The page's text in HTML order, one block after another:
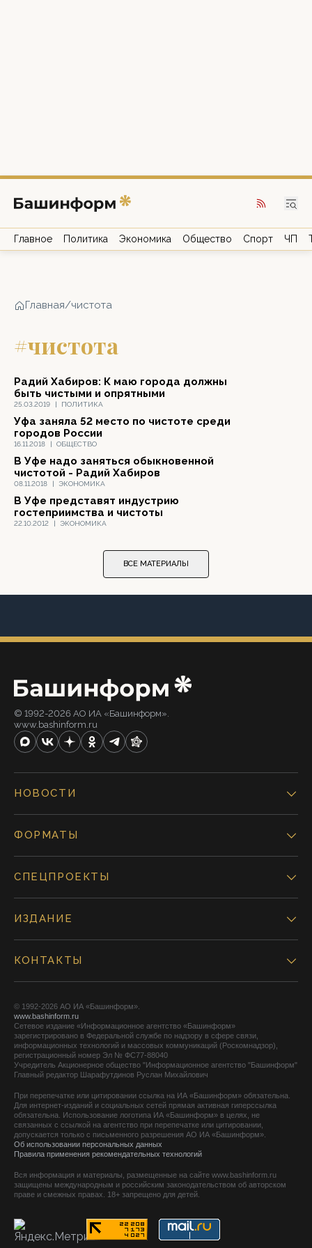
Главное Политика Экономика Общество Спорт ЧП
Главная/чистота
#чистота
25.03.2019 | ПОЛИТИКА
Радий Хабиров: К маю города должны
быть чистыми и опрятными
16.11.2018 | ОБЩЕСТВО
Уфа заняла 52 место по чистоте среди
городов России
08.11.2018 | ЭКОНОМИКА
В Уфе надо заняться обыкновенной
чистотой - Радий Хабиров
22.10.2012 | ЭКОНОМИКА
В Уфе представят индустрию
гостеприимства и чистоты
ВСЕ МАТЕРИАЛЫ
© 1992-2026 АО ИА «Башинформ».
www.bashinform.ru
НОВОСТИ
ФОРМАТЫ
СПЕЦПРОЕКТЫ
ИЗДАНИЕ
КОНТАКТЫ
© 1992-2026 АО ИА «Башинформ».
www.bashinform.ru
Сетевое издание «Информационное агентство «Башинформ»
зарегистрировано в Федеральной службе по надзору в сфере связи,
информационных технологий и массовых коммуникаций (Роскомнадзор),
регистрационный номер Эл № ФС77-88040
Учредитель Акционерное общество "Информационное агентство "Башинформ"
Главный редактор Шарафутдинов Руслан Михайлович
При перепечатке или цитировании ссылка на ИА «Башинформ» обязательна.
Для интернет-изданий и социальных сетей прямая активная гиперссылка
обязательна. Использование логотипа ИА «Башинформ» в целях, не
связанных с ссылкой на агентство при перепечатке или цитировании,
допускается только с письменного разрешения АО ИА «Башинформ».
Об использовании персональных данных
Правила применения рекомендательных технологий
Вся информация и материалы, размещенные на сайте www.bashinform.ru
защищены международным и российским законодательством об авторском
праве и смежных правах. 18+ запрещено для детей.